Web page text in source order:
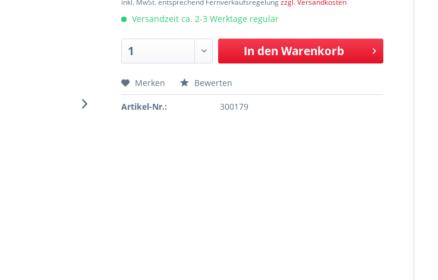
inkl. MwSt. entsprechend Fernverkaufsregelungzzgl. Versandkosten
Versandzeit ca. 2-3 Werktage regulär
In den Warenkorb
Merken Bewerten
Artikel-Nr.: 300179